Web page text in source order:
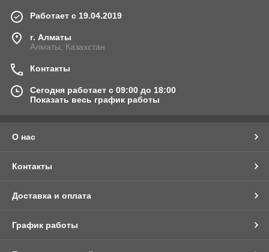
Работает с 19.04.2019
г. Алматы
Алматы, Казахстан
Контакты
Сегодня работает с 09:00 до 18:00
Показать весь график работы
О нас
Контакты
Доставка и оплата
График работы